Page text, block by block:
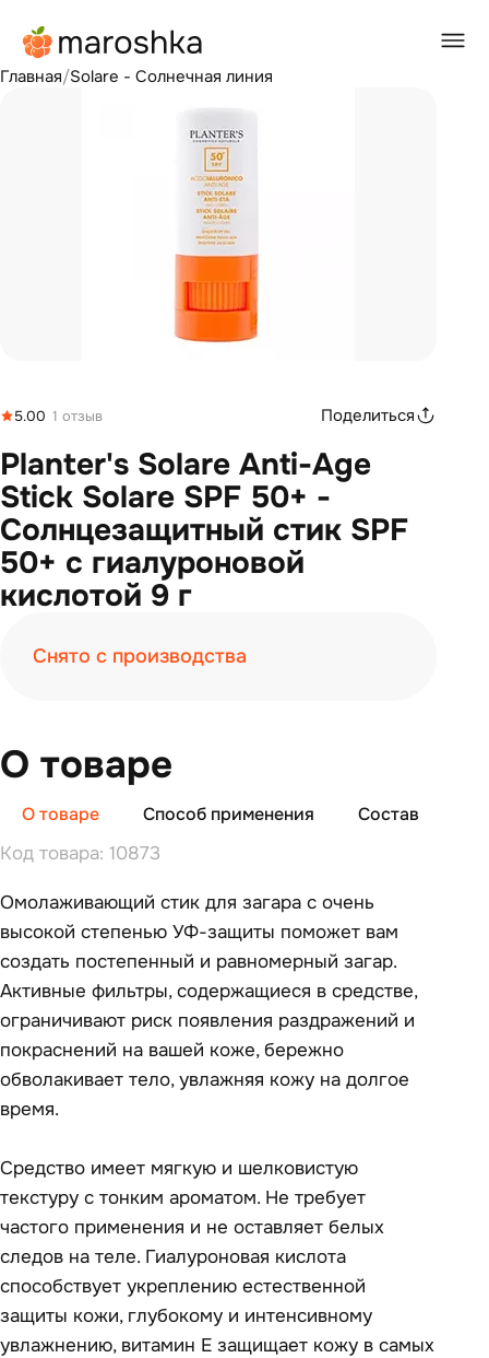
Главная/Solare - Солнечная линия
5.00 1 отзыв Поделиться
Planter's Solare Anti-Age
Stick Solare SPF 50+ -
Солнцезащитный стик SPF
50+ с гиалуроновой
кислотой 9 г
Снято с производства
О товаре
О товаре Способ применения Состав
Код товара: 10873
Омолаживающий стик для загара с очень
высокой степенью УФ-защиты поможет вам
создать постепенный и равномерный загар.
Активные фильтры, содержащиеся в средстве,
ограничивают риск появления раздражений и
покраснений на вашей коже, бережно
обволакивает тело, увлажняя кожу на долгое
время.
Средство имеет мягкую и шелковистую
текстуру с тонким ароматом. Не требует
частого применения и не оставляет белых
следов на теле. Гиалуроновая кислота
способствует укреплению естественной
защиты кожи, глубокому и интенсивному
увлажнению, витамин Е защищает кожу в самых